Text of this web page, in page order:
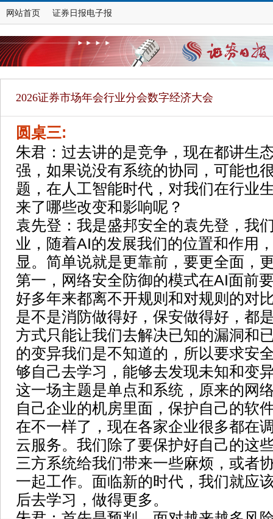
网站首页 证券日报电子报
2026证券市场年会行业分会数字经济大会
圆桌三:
朱君：过去讲的是竞争，现在都讲生
强，如果说没有系统的协同，可能也
题，在人工智能时代，对我们在行业
来了哪些改变和影响呢？
袁先登：我是盛邦安全的袁先登，我
业，随着AI的发展我们的位置和作用
显。简单说就是更靠前，要更全面，
第一，网络安全防御的模式在AI面前
好多年来都离不开规则和对规则的对
是不是消防做得好，保安做得好，都
方式只能让我们去解决已知的漏洞和
的变异我们是不知道的，所以要求安
够自己去学习，能够去发现未知和变
这一场主题是单点和系统，原来的网
自己企业的机房里面，保护自己的软
在不一样了，现在各家企业很多都在
云服务。我们除了要保护好自己的这
三方系统给我们带来一些麻烦，或者
一起工作。面临新的时代，我们就应
后去学习，做得更多。